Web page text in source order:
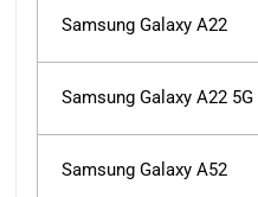
Samsung Galaxy A22
Samsung Galaxy A22 5G
Samsung Galaxy A52